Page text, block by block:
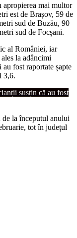
apropierea mai multor
est de Brașov, 59 de
sud de Buzău, 90
sud de Focșani.
al României, iar
la adâncimi
fost raportate șapte
3,6.
susțin că au fost
la începutul anului
tot în județul